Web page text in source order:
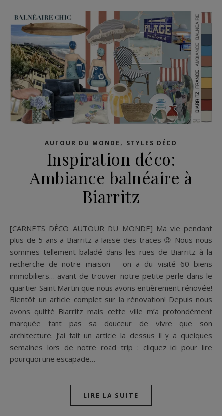
AUTOUR DU MONDE , STYLES DÉCO
Inspiration déco:
Ambiance balnéaire à
Biarritz
[CARNETS DÉCO AUTOUR DU MONDE] Ma vie pendant
plus de 5 ans à Biarritz a laissé des traces 😉 Nous nous
sommes tellement baladé dans les rues de Biarritz à la
recherche de notre maison – on a du visité 60 biens
immobiliers… avant de trouver notre petite perle dans le
quartier Saint Martin que nous avons entièrement rénovée!
Bientôt un article complet sur la rénovation! Depuis nous
avons quitté Biarritz mais cette ville m’a profondément
marquée tant pas sa douceur de vivre que son
architecture. J’ai fait un article la dessus il y a quelques
semaines lors de notre road trip : cliquez ici pour lire
pourquoi une escapade…
LIRE LA SUITE